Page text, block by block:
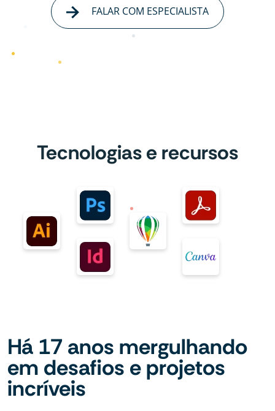
FALAR COM ESPECIALISTA
Tecnologias e recursos
Há 17 anos mergulhando
em desafios e projetos
incríveis